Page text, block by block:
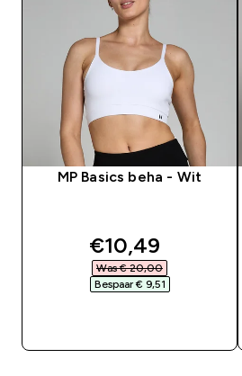
MP Basics beha - Wit
discounted price
€10,49‎
Was € 20,00‎
Bespaar € 9,51‎